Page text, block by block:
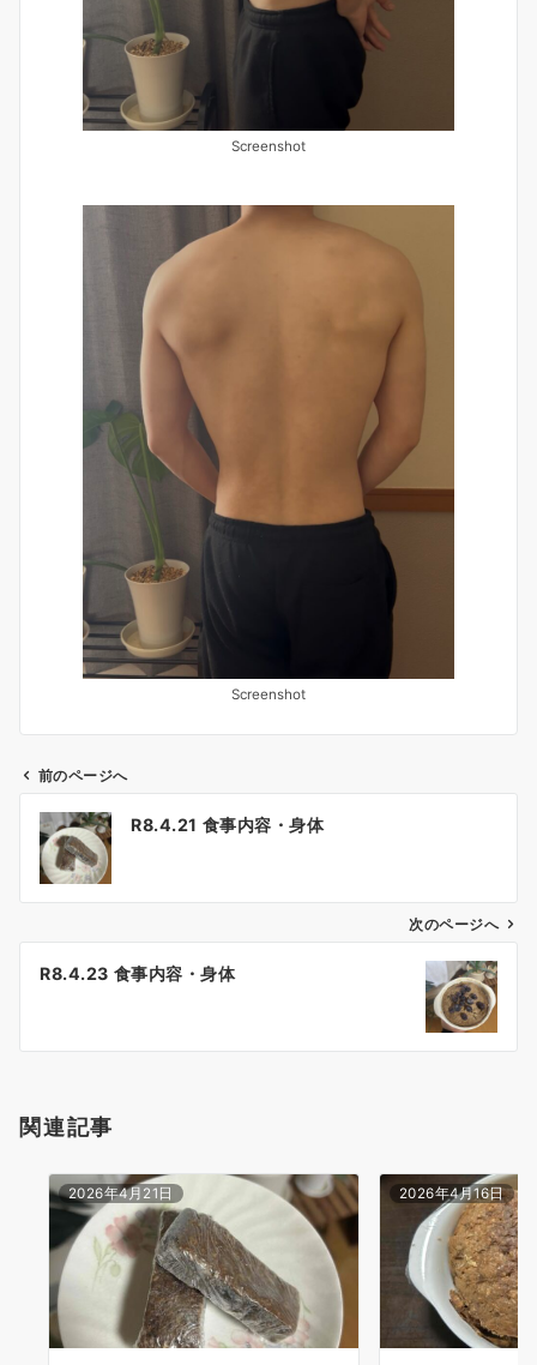
Screenshot
Screenshot
ン
前のページへ
R8.4.21 食事内容・身体
次のページへ
R8.4.23 食事内容・身体
関連記事
2026年4月21日 2026年4月16日